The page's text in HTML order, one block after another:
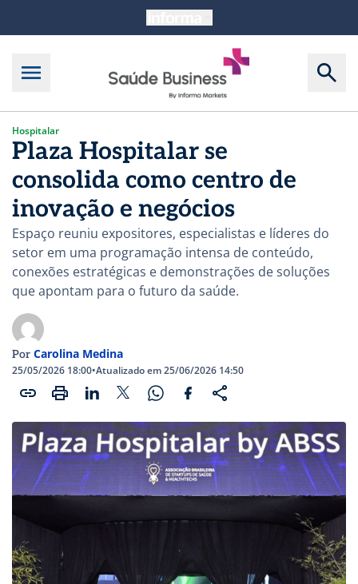
Hospitalar
Plaza Hospitalar se
consolida como centro de
inovação e negócios
Espaço reuniu expositores, especialistas e líderes do
setor em uma programação intensa de conteúdo,
conexões estratégicas e demonstrações de soluções
que apontam para o futuro da saúde.
Por Carolina Medina
25/05/2026 18:00•Atualizado em 25/06/2026 14:50